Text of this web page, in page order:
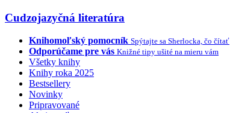
Cudzojazyčná literatúra
Knihomoľský pomocník Spýtajte sa Sherlocka, čo čítať
Odporúčame pre vás Knižné tipy ušité na mieru vám
Všetky knihy
Knihy roka 2025
Bestsellery
Novinky
Pripravované